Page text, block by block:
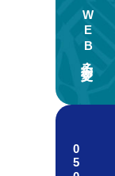
WEB予約・変更
050